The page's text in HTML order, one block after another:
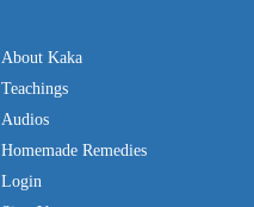
About Kaka
Teachings
Audios
Homemade Remedies
Login